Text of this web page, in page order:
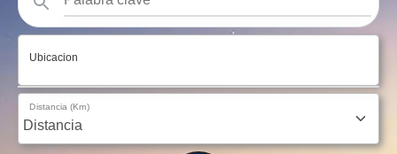
Ubicacion
Distancia (Km)